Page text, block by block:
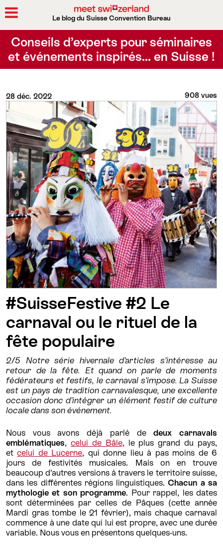
Le blog du Suisse Convention Bureau
Conseils d’experts pour séminaires
et événements inspirés… en Suisse !
28 déc. 2022 908 vues
#SuisseFestive #2 Le
carnaval ou le rituel de la
fête populaire
2/5 Notre série hivernale d’articles s’intéresse au
retour de la fête. Et quand on parle de moments
fédérateurs et festifs, le carnaval s’impose. La Suisse
est un pays de tradition carnavalesque, une excellente
occasion donc d’intégrer un élément festif de culture
locale dans son événement.
Nous vous avons déjà parlé dedeux carnavals
emblématiques, celui de Bâle, le plus grand du pays,
etcelui de Lucerne, qui donne lieu à pas moins de 6
jours de festivités musicales. Mais on en trouve
beaucoup d’autres versions à travers le territoire suisse,
dans les différentes régions linguistiques.Chacun a sa
mythologie et son programme. Pour rappel, les dates
sont déterminées par celles de Pâques (cette année
Mardi gras tombe le 21 février), mais chaque carnaval
commence à une date qui lui est propre, avec une durée
variable. Nous vous en présentons quelques-uns.